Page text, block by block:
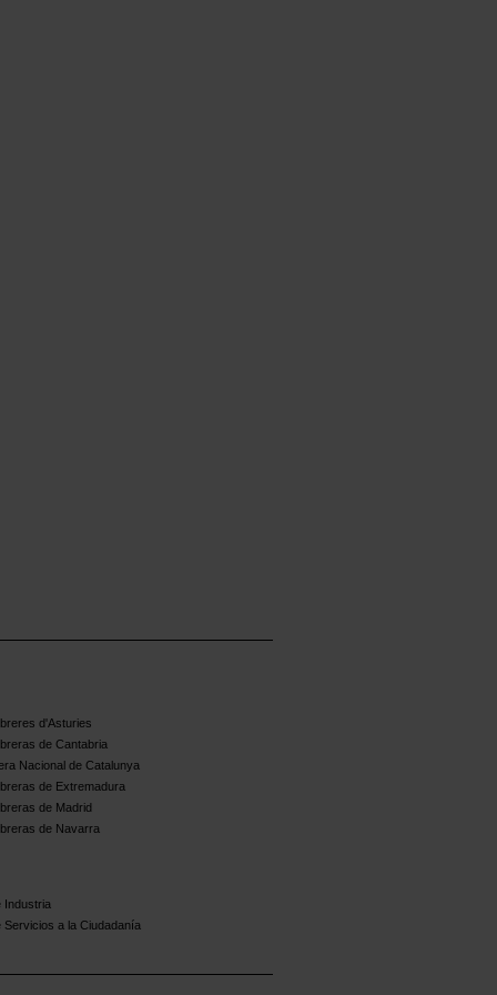
d'Asturies
de Cantabria
Nacional de Catalunya
de Extremadura
de Madrid
de Navarra
Industria
Servicios a la Ciudadanía